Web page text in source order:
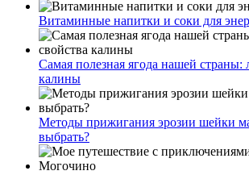
Витаминные напитки и соки для
Самая полезная ягода нашей страны:
калины
Методы прижигания эрозии шейки
выбрать?